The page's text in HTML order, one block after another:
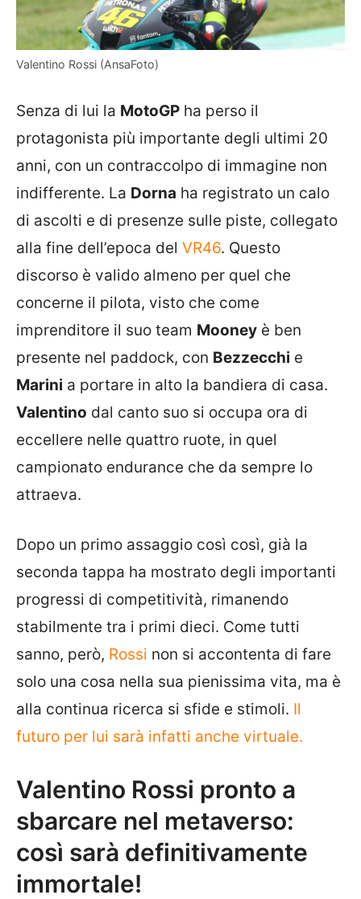
Valentino Rossi (AnsaFoto)
Senza di lui la MotoGP ha perso il
protagonista più importante degli ultimi 20
anni, con un contraccolpo di immagine non
indifferente. La Dorna ha registrato un calo
di ascolti e di presenze sulle piste, collegato
alla fine dell’epoca del VR46. Questo
discorso è valido almeno per quel che
concerne il pilota, visto che come
imprenditore il suo team Mooney è ben
presente nel paddock, con Bezzecchi e
Marini a portare in alto la bandiera di casa.
Valentino dal canto suo si occupa ora di
eccellere nelle quattro ruote, in quel
campionato endurance che da sempre lo
attraeva.
Dopo un primo assaggio così così, già la
seconda tappa ha mostrato degli importanti
progressi di competitività, rimanendo
stabilmente tra i primi dieci. Come tutti
sanno, però, Rossi non si accontenta di fare
solo una cosa nella sua pienissima vita, ma è
alla continua ricerca si sfide e stimoli. Il
futuro per lui sarà infatti anche virtuale.
Valentino Rossi pronto a
sbarcare nel metaverso:
così sarà definitivamente
immortale!